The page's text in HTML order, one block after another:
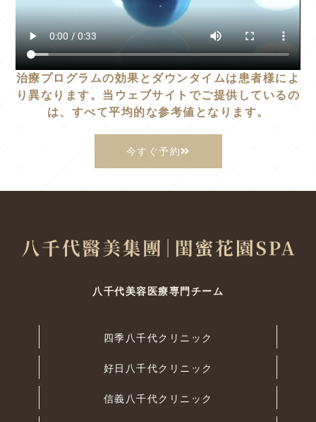
治療プログラムの効果とダウンタイムは患者様によ
り異なります。当ウェブサイトでご提供しているの
は、すべて平均的な参考値となります。
今すぐ予約
八千代美容医療専門チーム
四季八千代クリニック
好日八千代クリニック
信義八千代クリニック